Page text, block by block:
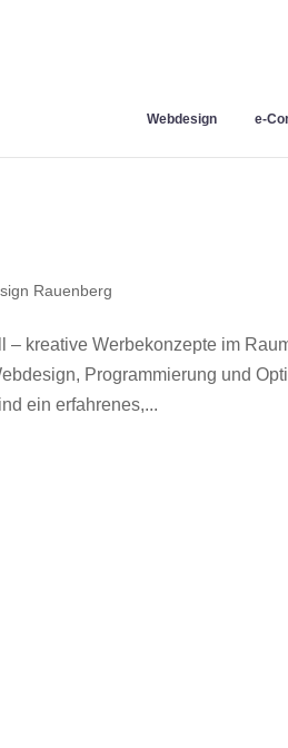
Webdesign e-
Rauenberg
kreative Werbekonzepte im
Programmierung und
ein erfahrenes,...